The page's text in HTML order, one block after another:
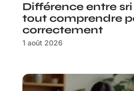
Différence entre sri
tout comprendre
correctement
1 août 2026